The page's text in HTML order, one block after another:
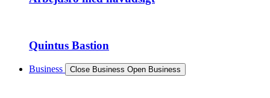
Quintus Bastion
Business Close Business Open Business